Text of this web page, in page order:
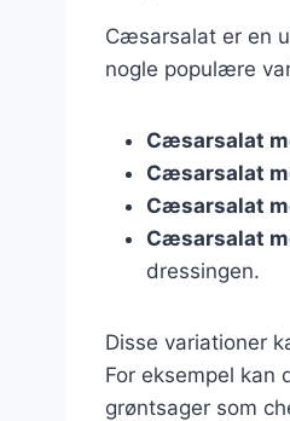
Cæsarsalat er en
nogle populære
Cæsarsalat
Cæsarsalat
Cæsarsalat
Cæsarsalat
dressingen.
Disse variationer
For eksempel kan
grøntsager som